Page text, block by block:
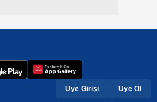
Üye Girişi Üye Ol